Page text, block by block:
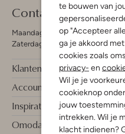
te bouwen van
op "Accepteer
ga je akkoord
cookies zoals
privacy- en
Wil je je
cookieknop
jouw
intrekken. Wil je
klacht indienen?
Contact
Maandag - Vrijdag 09:00 - 19:00
Zaterdag 09:00 - 17:00 uur
Klantenservice
Account
Inspiratie
Omoda